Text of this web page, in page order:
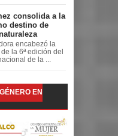
consolida a la
destino de
encabezó la
la 6ª edición del
de la ...
EN